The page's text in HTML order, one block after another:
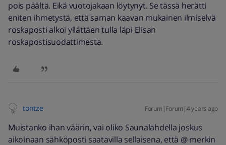
pois päältä. Eikä vuotojakaan löytynyt. Se tässä herätti
eniten ihmetystä, että saman kaavan mukainen ilmiselvä
roskaposti alkoi yllättäen tulla läpi Elisan
roskapostisuodattimesta.
tontze Forum|Forum|4 years ago
Muistanko ihan väärin, vai oliko Saunalahdella joskus
aikoinaan sähköposti saatavilla sellaisena, että @ merkin